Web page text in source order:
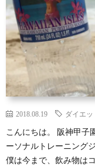
2018.08.19 ダイエッ
こんにちは。 阪神甲子
ーソナルトレーニング
僕は今まで、飲み物は